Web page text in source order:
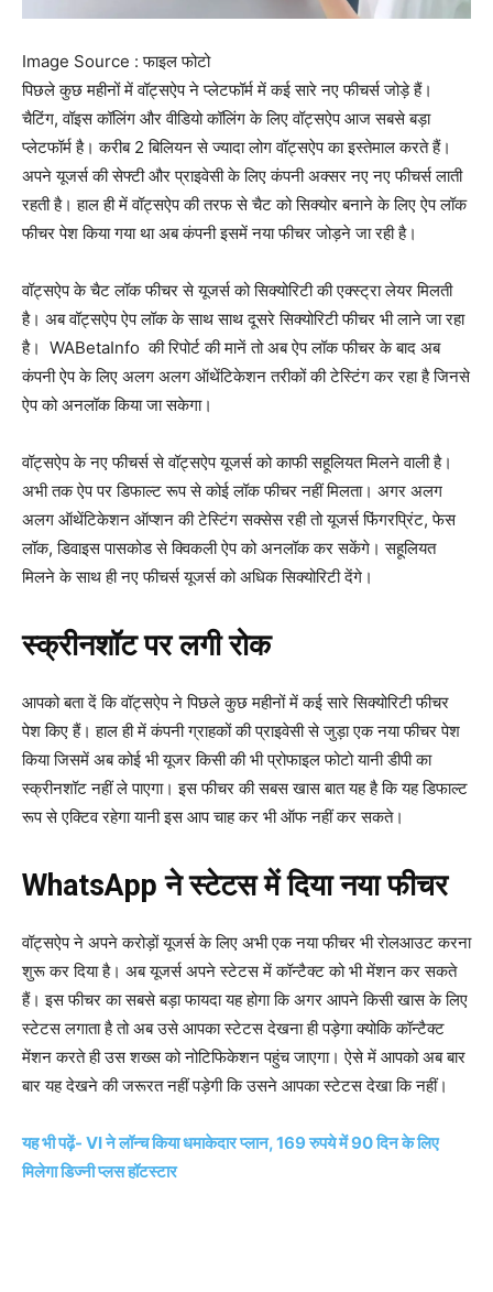
Image Source : फाइल फोटो
पिछले कुछ महीनों में वॉट्सऐप ने प्लेटफॉर्म में कई सारे नए फीचर्स जोड़े हैं।
चैटिंग, वॉइस कॉलिंग और वीडियो कॉलिंग के लिए वॉट्सऐप आज सबसे बड़ा
प्लेटफॉर्म है। करीब 2 बिलियन से ज्यादा लोग वॉट्सऐप का इस्तेमाल करते हैं।
अपने यूजर्स की सेफ्टी और प्राइवेसी के लिए कंपनी अक्सर नए नए फीचर्स लाती
रहती है। हाल ही में वॉट्सऐप की तरफ से चैट को सिक्योर बनाने के लिए ऐप लॉक
फीचर पेश किया गया था अब कंपनी इसमें नया फीचर जोड़ने जा रही है।
वॉट्सऐप के चैट लॉक फीचर से यूजर्स को सिक्योरिटी की एक्स्ट्रा लेयर मिलती
है। अब वॉट्सऐप ऐप लॉक के साथ साथ दूसरे सिक्योरिटी फीचर भी लाने जा रहा
है। WABetaInfo की रिपोर्ट की मानें तो अब ऐप लॉक फीचर के बाद अब
कंपनी ऐप के लिए अलग अलग ऑथेंटिकेशन तरीकों की टेस्टिंग कर रहा है जिनसे
ऐप को अनलॉक किया जा सकेगा।
वॉट्सऐप के नए फीचर्स से वॉट्सऐप यूजर्स को काफी सहूलियत मिलने वाली है।
अभी तक ऐप पर डिफाल्ट रूप से कोई लॉक फीचर नहीं मिलता। अगर अलग
अलग ऑथेंटिकेशन ऑप्शन की टेस्टिंग सक्सेस रही तो यूजर्स फिंगरप्रिंट, फेस
लॉक, डिवाइस पासकोड से क्विकली ऐप को अनलॉक कर सकेंगे। सहूलियत
मिलने के साथ ही नए फीचर्स यूजर्स को अधिक सिक्योरिटी देंगे।
स्क्रीनशॉट पर लगी रोक
आपको बता दें कि वॉट्सऐप ने पिछले कुछ महीनों में कई सारे सिक्योरिटी फीचर
पेश किए हैं। हाल ही में कंपनी ग्राहकों की प्राइवेसी से जुड़ा एक नया फीचर पेश
किया जिसमें अब कोई भी यूजर किसी की भी प्रोफाइल फोटो यानी डीपी का
स्क्रीनशॉट नहीं ले पाएगा। इस फीचर की सबस खास बात यह है कि यह डिफाल्ट
रूप से एक्टिव रहेगा यानी इस आप चाह कर भी ऑफ नहीं कर सकते।
WhatsApp ने स्टेटस में दिया नया फीचर
वॉट्सऐप ने अपने करोड़ों यूजर्स के लिए अभी एक नया फीचर भी रोलआउट करना
शुरू कर दिया है। अब यूजर्स अपने स्टेटस में कॉन्टैक्ट को भी मेंशन कर सकते
हैं। इस फीचर का सबसे बड़ा फायदा यह होगा कि अगर आपने किसी खास के लिए
स्टेटस लगाता है तो अब उसे आपका स्टेटस देखना ही पड़ेगा क्योकि कॉन्टैक्ट
मेंशन करते ही उस शख्स को नोटिफिकेशन पहुंच जाएगा। ऐसे में आपको अब बार
बार यह देखने की जरूरत नहीं पड़ेगी कि उसने आपका स्टेटस देखा कि नहीं।
यह भी पढ़ें- VI ने लॉन्च किया धमाकेदार प्लान, 169 रुपये में 90 दिन के लिए
मिलेगा डिज्नी प्लस हॉटस्टार